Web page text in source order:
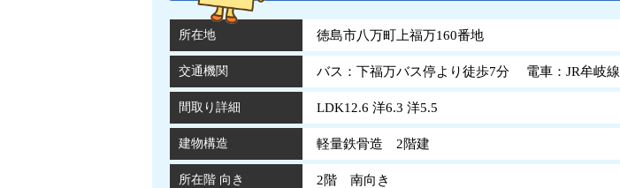
所在地 徳島市八万町上福万160番地
交通機関 バス：下福万バス停より徒歩7分 電車：JR牟岐線
間取り詳細 LDK12.6 洋6.3 洋5.5
建物構造 軽量鉄骨造 2階建
所在階 向き 2階 南向き